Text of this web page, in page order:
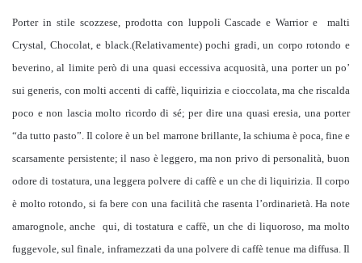
Porter in stile scozzese, prodotta con luppoli Cascade e Warrior e malti
Crystal, Chocolat, e black.(Relativamente) pochi gradi, un corpo rotondo e
beverino, al limite però di una quasi eccessiva acquosità, una porter un po’
sui generis, con molti accenti di caffè, liquirizia e cioccolata, ma che riscalda
poco e non lascia molto ricordo di sé; per dire una quasi eresia, una porter
“da tutto pasto”. Il colore è un bel marrone brillante, la schiuma è poca, fine e
scarsamente persistente; il naso è leggero, ma non privo di personalità, buon
odore di tostatura, una leggera polvere di caffè e un che di liquirizia. Il corpo
è molto rotondo, si fa bere con una facilità che rasenta l’ordinarietà. Ha note
amarognole, anche qui, di tostatura e caffè, un che di liquoroso, ma molto
fuggevole, sul finale, inframezzati da una polvere di caffè tenue ma diffusa. Il